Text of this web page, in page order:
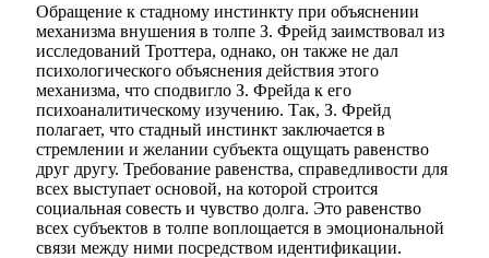
Обращение к стадному инстинкту при объяснении
механизма внушения в толпе З. Фрейд заимствовал из
исследований Троттера, однако, он также не дал
психологического объяснения действия этого
механизма, что сподвигло З. Фрейда к его
психоаналитическому изучению. Так, З. Фрейд
полагает, что стадный инстинкт заключается в
стремлении и желании субъекта ощущать равенство
друг другу. Требование равенства, справедливости для
всех выступает основой, на которой строится
социальная совесть и чувство долга. Это равенство
всех субъектов в толпе воплощается в эмоциональной
связи между ними посредством идентификации.